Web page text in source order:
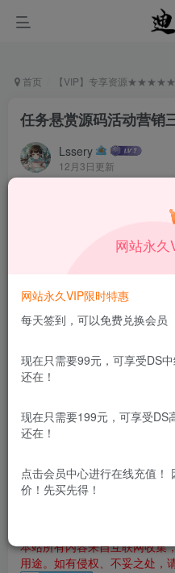
首页 【VIP】专享资源★★★★★
任务悬赏源码活动营销
Lssery
12月3日更新
任务悬赏源码活动营销三级
此内容为付费资源，请付费后
￥
DS中级会员 ￥4.99
本站付费资源为网络虚拟产
本站所有内容来自互联网收
于商业用途。如有侵权、不
除！
本站所有内容来自互联网收集
用途。如有侵权、不妥之处，
网站永久
网站永久VIP限时特惠
每天签到，可以免费兑换会员
现在只需要99元，可享受DS
还在！
现在只需要199元，可享受DS
还在！
点击会员中心进行在线充值！
价！先买先得！